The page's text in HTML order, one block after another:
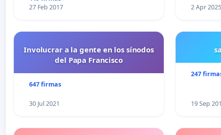
27 Feb 2017
2 Apr 2025
Involucrar a la gente en los sínodos
del Papa Francisco
647 firmas
30 Jul 2021
247
19 Sep